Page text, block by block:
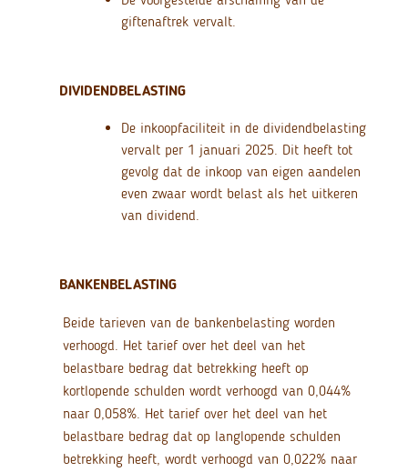
giftenaftrek vervalt.
DIVIDENDBELASTING
De inkoopfaciliteit in de dividendbelasting
vervalt per 1 januari 2025. Dit heeft tot
gevolg dat de inkoop van eigen aandelen
even zwaar wordt belast als het uitkeren
van dividend.
BANKENBELASTING
Beide tarieven van de bankenbelasting worden
verhoogd. Het tarief over het deel van het
belastbare bedrag dat betrekking heeft op
kortlopende schulden wordt verhoogd van 0,044%
naar 0,058%. Het tarief over het deel van het
belastbare bedrag dat op langlopende schulden
betrekking heeft, wordt verhoogd van 0,022% naar